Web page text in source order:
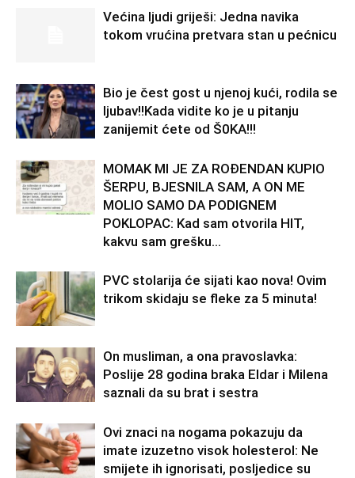
Većina ljudi griješi: Jedna navika
tokom vrućina pretvara stan u pećnicu
Bio je čest gost u njenoj kući, rodila se
ljubav!!Kada vidite ko je u pitanju
zanijemit ćete od Š0KA!!!
MOMAK MI JE ZA ROĐENDAN KUPIO
ŠERPU, BJESNILA SAM, A ON ME
MOLIO SAMO DA PODIGNEM
POKLOPAC: Kad sam otvorila HIT,
kakvu sam grešku...
PVC stolarija će sijati kao nova! Ovim
trikom skidaju se fleke za 5 minuta!
On musliman, a ona pravoslavka:
Poslije 28 godina braka Eldar i Milena
saznali da su brat i sestra
Ovi znaci na nogama pokazuju da
imate izuzetno visok holesterol: Ne
smijete ih ignorisati, posljedice su